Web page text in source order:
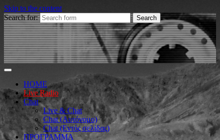
Skip to the content
Search for:
HOME
Live Radio
Chat
Live & Chat
Chat (Αυτόνομο)
Chat (Εντός σελίδας)
ΠΡΟΓΡΑΜΜΑ